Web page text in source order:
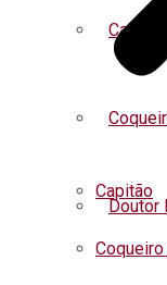
Capitão
Doutor
Capitão